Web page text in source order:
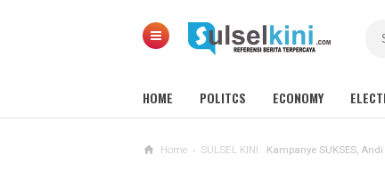
HOME POLITCS ECONOMY
Home › SULSEL KINI Kampanye SUKSES,